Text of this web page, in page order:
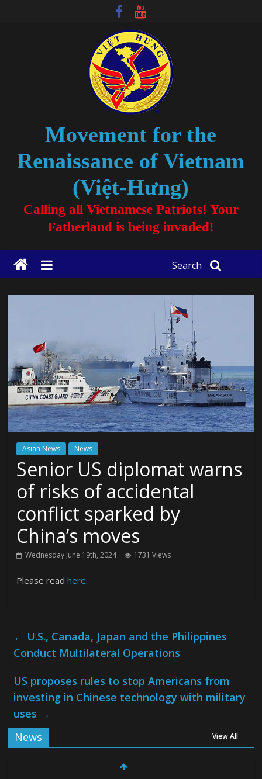
Movement for the
Renaissance of Vietnam
(Việt-Hưng)
Calling all Vietnamese Patriots! Your
Fatherland is being invaded!
Search
Asian News News
Senior US diplomat warns
of risks of accidental
conflict sparked by
China’s moves
Wednesday June 19th, 2024 1731 Views
Please readhere.
← U.S., Canada, Japan and the Philippines
Conduct Multilateral Operations
US proposes rules to stop Americans from
investing in Chinese technology with military
uses →
News
View All